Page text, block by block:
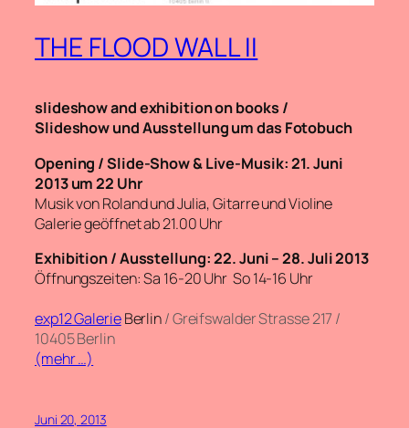
THE FLOOD WALL II
slideshow and exhibition on books /
Slideshow und Ausstellung um das Fotobuch
Opening / Slide-Show & Live-Musik: 21. Juni
2013 um 22 Uhr
Musik von Roland und Julia, Gitarre und Violine
Galerie geöffnet ab 21.00 Uhr
Exhibition / Ausstellung: 22. Juni – 28. Juli 2013
Öffnungszeiten: Sa 16-20 Uhr So 14-16 Uhr
exp12 GalerieBerlin/ Greifswalder Strasse 217 /
10405 Berlin
(mehr …)
Juni 20, 2013